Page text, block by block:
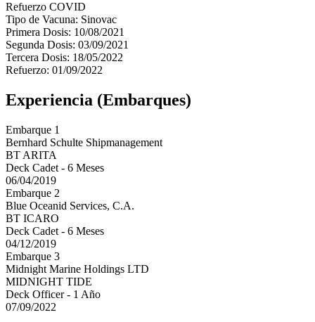
Refuerzo COVID
Tipo de Vacuna: Sinovac
Primera Dosis: 10/08/2021
Segunda Dosis: 03/09/2021
Tercera Dosis: 18/05/2022
Refuerzo: 01/09/2022
Experiencia (Embarques)
Embarque 1
Bernhard Schulte Shipmanagement
BT ARITA
Deck Cadet - 6 Meses
06/04/2019
Embarque 2
Blue Oceanid Services, C.A.
BT ICARO
Deck Cadet - 6 Meses
04/12/2019
Embarque 3
Midnight Marine Holdings LTD
MIDNIGHT TIDE
Deck Officer - 1 Año
07/09/2022